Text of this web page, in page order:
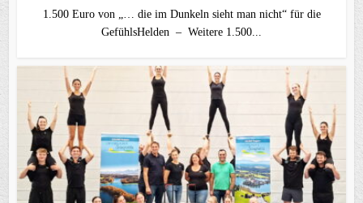
1.500 Euro von „… die im Dunkeln sieht man nicht“ für die
GefühlsHelden – Weitere 1.500...